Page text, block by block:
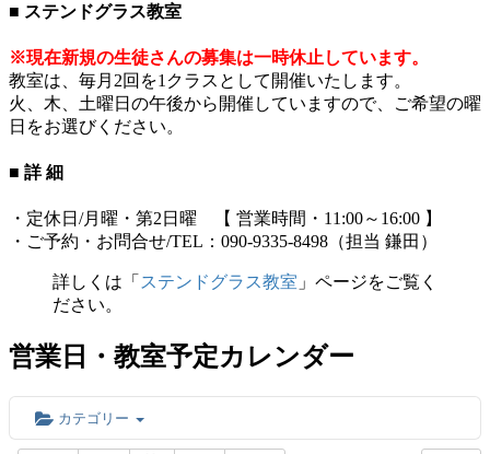
■ ステンドグラス教室
※現在新規の生徒さんの募集は一時休止しています。
教室は、毎月2回を1クラスとして開催いたします。
火、木、土曜日の午後から開催していますので、ご希望の曜
日をお選びください。
■ 詳 細
・定休日/月曜・第2日曜 【 営業時間・11:00～16:00 】
・ご予約・お問合せ/TEL：090-9335-8498（担当 鎌田）
詳しくは「 ステンドグラス教室 」ページをご覧く
ださい。
営業日・教室予定カレンダー
カテゴリー